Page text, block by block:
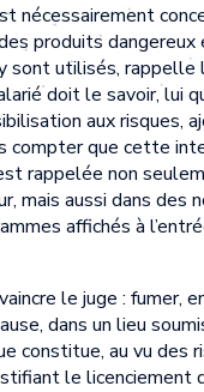
nécessairement
produits
sont utilisés, rappelle
doit le savoir, lui
aux risques,
compter que cette
rappelée non
mais aussi dans des
affichés à
le juge : fumer,
dans un lieu
constitue, au vu des
le licenciement